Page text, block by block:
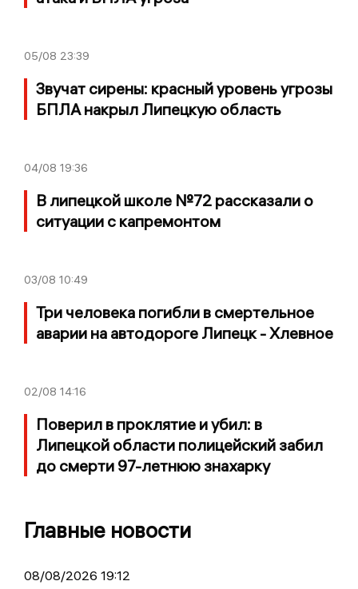
05/08 23:39
Звучат сирены: красный уровень угрозы
БПЛА накрыл Липецкую область
04/08 19:36
В липецкой школе №72 рассказали о
ситуации с капремонтом
03/08 10:49
Три человека погибли в смертельное
аварии на автодороге Липецк - Хлевное
02/08 14:16
Поверил в проклятие и убил: в
Липецкой области полицейский забил
до смерти 97-летнюю знахарку
Главные новости
08/08/2026 19:12